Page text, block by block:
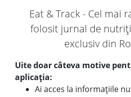
Eat & Track - Cel mai
folosit jurnal de
exclusiv din
Uite doar câteva motive
aplicația:
Ai acces la informațiile